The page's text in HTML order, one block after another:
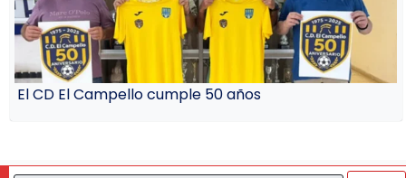
El CD El Campello cumple 50 años